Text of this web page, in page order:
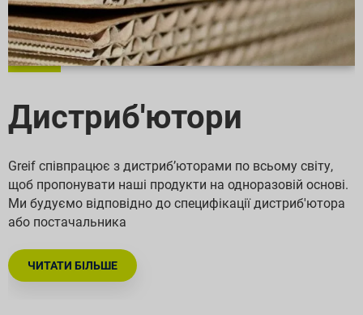
Дистриб'ютори
Greif співпрацює з дистриб’юторами по всьому світу,
щоб пропонувати наші продукти на одноразовій основі.
Ми будуємо відповідно до специфікації дистриб'ютора
або постачальника
ЧИТАТИ БІЛЬШЕ